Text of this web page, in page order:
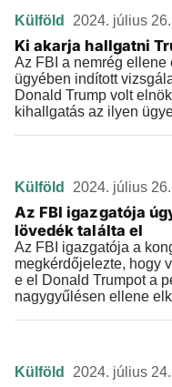
Külföld 2024. július
Ki akarja hallgatni
Az FBI a nemrég
ügyében indított
Donald Trump volt
kihallgatás az ilyen
Külföld 2024. július
Az FBI igazgatója
lövedék találta el
Az FBI igazgatója a
megkérdőjelezte, hogy
e el Donald Trumpot a
nagygyűlésen ellene
Külföld 2024. július